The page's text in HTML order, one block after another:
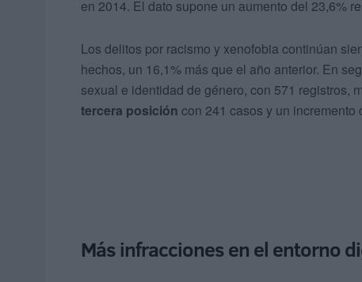
en 2014. El dato supone un aumento del 23,6%
Los delitos por racismo y xenofobia continúan
hechos, un 16,1% más que el año anterior. En
sexual e identidad de género, con 571 registros,
tercera posición con 241 casos y un incremento
Más infracciones en el entorno